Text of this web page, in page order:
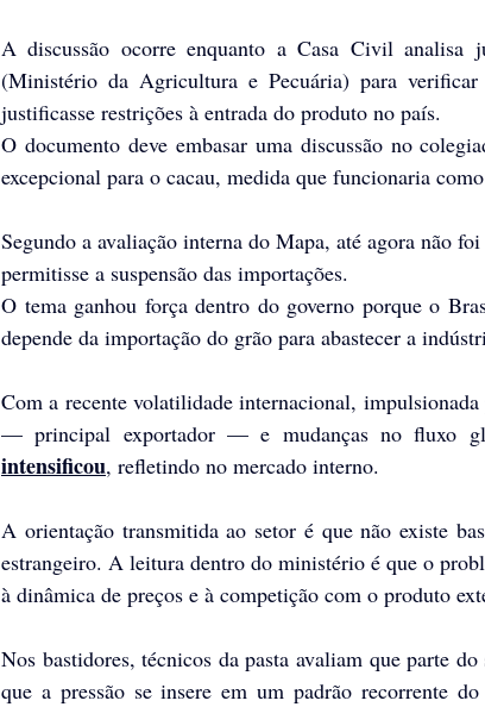
A discussão ocorre enquanto a Casa Civil analisa
(Ministério da Agricultura e Pecuária) para
justificasse restrições à entrada do produto no país.
O documento deve embasar uma discussão no
excepcional para o cacau, medida que funcionaria
Segundo a avaliação interna do Mapa, até agora não
permitisse a suspensão das importações.
O tema ganhou força dentro do governo porque o
depende da importação do grão para abastecer a
Com a recente volatilidade internacional,
— principal exportador — e mudanças no fluxo
intensificou, refletindo no mercado interno.
A orientação transmitida ao setor é que não existe
estrangeiro. A leitura dentro do ministério é que o
à dinâmica de preços e à competição com o produto
Nos bastidores, técnicos da pasta avaliam que parte
que a pressão se insere em um padrão recorrente